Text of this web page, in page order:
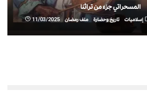
المسحراتي جزء من تراثنا
إسلاميات تاريخ وحضارة ملف رمضان 11/03/2025